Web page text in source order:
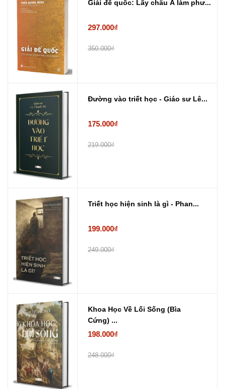
Giải đế quốc: Lấy châu Á làm phư...
297.000₫
350.000₫
Đường vào triết học - Giáo sư Lê...
175.000₫
219.000₫
Triết học hiện sinh là gì - Phan...
199.000₫
249.000₫
Khoa Học Về Lối Sống (Bìa
Cứng) ...
198.000₫
248.000₫